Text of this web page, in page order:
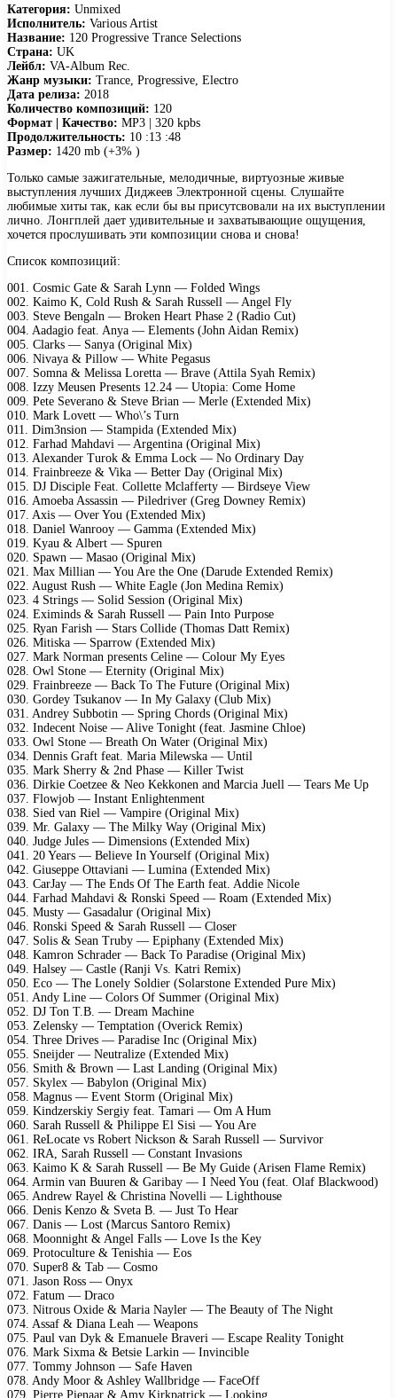
Категория: Unmixed
Исполнитель: Various Artist
Название: 120 Progressive Trance Selections
Страна: UK
Лейбл: VA-Album Rec.
Жанр музыки: Trance, Progressive, Electro
Дата релиза: 2018
Количество композиций: 120
Формат | Качество: MP3 | 320 kpbs
Продолжительность: 10 :13 :48
Размер: 1420 mb (+3% )
Только самые зажигательные, мелодичные, виртуозные живые
выступления лучших Диджеев Электронной сцены. Слушайте
любимые хиты так, как если бы вы присутсвовали на их выступлении
лично. Лонгплей дает удивительные и захватывающие ощущения,
хочется прослушивать эти композиции снова и снова!
Список композиций:
001. Cosmic Gate & Sarah Lynn — Folded Wings
002. Kaimo K, Cold Rush & Sarah Russell — Angel Fly
003. Steve Bengaln — Broken Heart Phase 2 (Radio Cut)
004. Aadagio feat. Anya — Elements (John Aidan Remix)
005. Clarks — Sanya (Original Mix)
006. Nivaya & Pillow — White Pegasus
007. Somna & Melissa Loretta — Brave (Attila Syah Remix)
008. Izzy Meusen Presents 12.24 — Utopia: Come Home
009. Pete Severano & Steve Brian — Merle (Extended Mix)
010. Mark Lovett — Who\’s Turn
011. Dim3nsion — Stampida (Extended Mix)
012. Farhad Mahdavi — Argentina (Original Mix)
013. Alexander Turok & Emma Lock — No Ordinary Day
014. Frainbreeze & Vika — Better Day (Original Mix)
015. DJ Disciple Feat. Collette Mclafferty — Birdseye View
016. Amoeba Assassin — Piledriver (Greg Downey Remix)
017. Axis — Over You (Extended Mix)
018. Daniel Wanrooy — Gamma (Extended Mix)
019. Kyau & Albert — Spuren
020. Spawn — Masao (Original Mix)
021. Max Millian — You Are the One (Darude Extended Remix)
022. August Rush — White Eagle (Jon Medina Remix)
023. 4 Strings — Solid Session (Original Mix)
024. Eximinds & Sarah Russell — Pain Into Purpose
025. Ryan Farish — Stars Collide (Thomas Datt Remix)
026. Mitiska — Sparrow (Extended Mix)
027. Mark Norman presents Celine — Colour My Eyes
028. Owl Stone — Eternity (Original Mix)
029. Frainbreeze — Back To The Future (Original Mix)
030. Gordey Tsukanov — In My Galaxy (Club Mix)
031. Andrey Subbotin — Spring Chords (Original Mix)
032. Indecent Noise — Alive Tonight (feat. Jasmine Chloe)
033. Owl Stone — Breath On Water (Original Mix)
034. Dennis Graft feat. Maria Milewska — Until
035. Mark Sherry & 2nd Phase — Killer Twist
036. Dirkie Coetzee & Neo Kekkonen and Marcia Juell — Tears Me Up
037. Flowjob — Instant Enlightenment
038. Sied van Riel — Vampire (Original Mix)
039. Mr. Galaxy — The Milky Way (Original Mix)
040. Judge Jules — Dimensions (Extended Mix)
041. 20 Years — Believe In Yourself (Original Mix)
042. Giuseppe Ottaviani — Lumina (Extended Mix)
043. CarJay — The Ends Of The Earth feat. Addie Nicole
044. Farhad Mahdavi & Ronski Speed — Roam (Extended Mix)
045. Musty — Gasadalur (Original Mix)
046. Ronski Speed & Sarah Russell — Closer
047. Solis & Sean Truby — Epiphany (Extended Mix)
048. Kamron Schrader — Back To Paradise (Original Mix)
049. Halsey — Castle (Ranji Vs. Katri Remix)
050. Eco — The Lonely Soldier (Solarstone Extended Pure Mix)
051. Andy Line — Colors Of Summer (Original Mix)
052. DJ Ton T.B. — Dream Machine
053. Zelensky — Temptation (Overick Remix)
054. Three Drives — Paradise Inc (Original Mix)
055. Sneijder — Neutralize (Extended Mix)
056. Smith & Brown — Last Landing (Original Mix)
057. Skylex — Babylon (Original Mix)
058. Magnus — Event Storm (Original Mix)
059. Kindzerskiy Sergiy feat. Tamari — Om A Hum
060. Sarah Russell & Philippe El Sisi — You Are
061. ReLocate vs Robert Nickson & Sarah Russell — Survivor
062. IRA, Sarah Russell — Constant Invasions
063. Kaimo K & Sarah Russell — Be My Guide (Arisen Flame Remix)
064. Armin van Buuren & Garibay — I Need You (feat. Olaf Blackwood)
065. Andrew Rayel & Christina Novelli — Lighthouse
066. Denis Kenzo & Sveta B. — Just To Hear
067. Danis — Lost (Marcus Santoro Remix)
068. Moonnight & Angel Falls — Love Is the Key
069. Protoculture & Tenishia — Eos
070. Super8 & Tab — Cosmo
071. Jason Ross — Onyx
072. Fatum — Draco
073. Nitrous Oxide & Maria Nayler — The Beauty of The Night
074. Assaf & Diana Leah — Weapons
075. Paul van Dyk & Emanuele Braveri — Escape Reality Tonight
076. Mark Sixma & Betsie Larkin — Invincible
077. Tommy Johnson — Safe Haven
078. Andy Moor & Ashley Wallbridge — FaceOff
079. Pierre Pienaar & Amy Kirkpatrick — Looking